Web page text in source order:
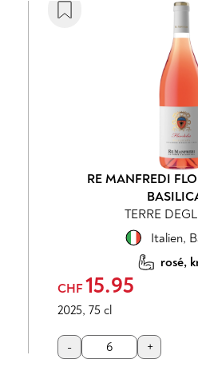
RE MANFREDI
TERRE
Italien,
rosé,
CHF 15.95
2025, 75 cl
- +